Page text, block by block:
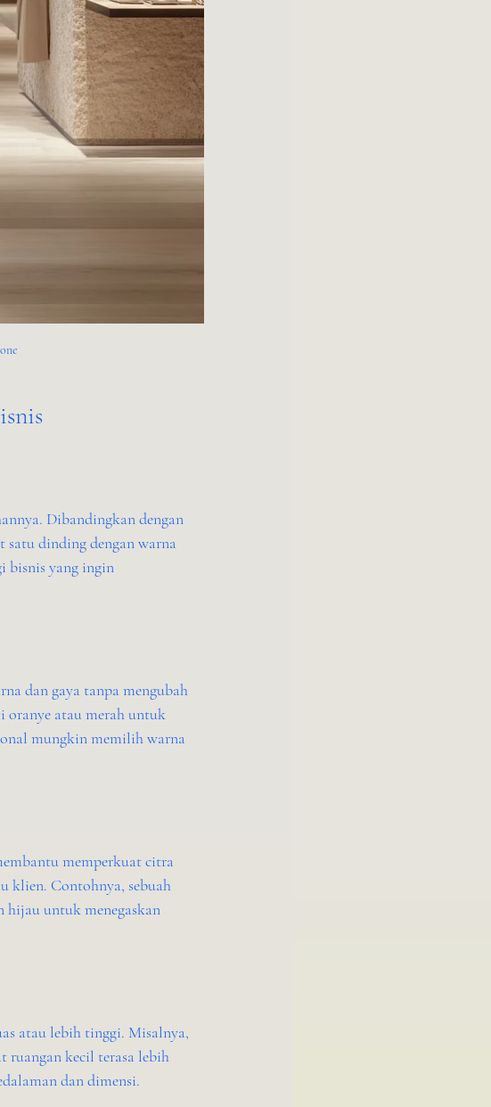
Dibandingkan dengan
satu dinding dengan warna
bisnis yang ingin
dan gaya tanpa mengubah
oranye atau merah untuk
mungkin memilih warna
memperkuat citra
klien. Contohnya, sebuah
hijau untuk menegaskan
atau lebih tinggi. Misalnya,
ruangan kecil terasa lebih
dan dimensi.